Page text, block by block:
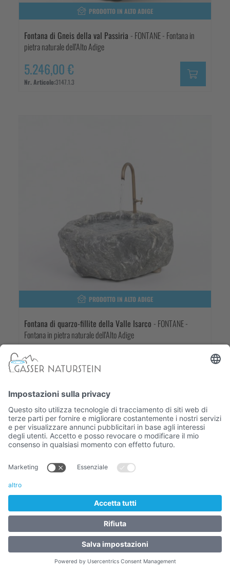
PRODOTTO IN ALTO ADIGE
Fontana di Gneis della val Passiria - FONTANE - Fontana in
pietra naturale dell'Alto Adige
5.246,00 €
Nr. Articolo:3147.1.3
PRODOTTO IN ALTO ADIGE
Fontana di quarzo-fillite della Valle Isarco - FONTANE -
Fontana in pietra naturale dell'Alto Adige
7.320,00 €
Nr. Articolo:3143.1.4